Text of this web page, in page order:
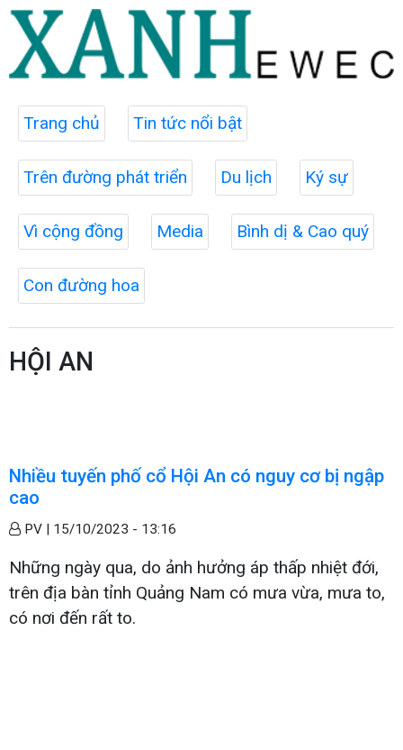
Trang chủ Tin tức nổi bật
Trên đường phát triển Du lịch Ký sự
Vì cộng đồng Media Bình dị & Cao quý
Con đường hoa
HỘI AN
Nhiều tuyến phố cổ Hội An có nguy cơ bị ngập
cao
PV | 15/10/2023 - 13:16
Những ngày qua, do ảnh hưởng áp thấp nhiệt đới,
trên địa bàn tỉnh Quảng Nam có mưa vừa, mưa to,
có nơi đến rất to.